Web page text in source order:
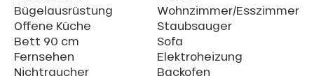
Bügelausrüstung
Offene Küche
Bett 90 cm
Fernsehen
Nichtraucher
Wohnzimmer/Esszimmer
Staubsauger
Sofa
Elektroheizung
Backofen